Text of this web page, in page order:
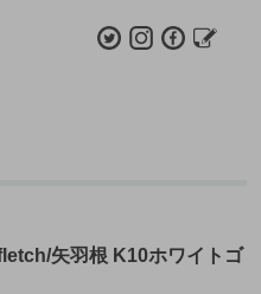
矢羽根 K10ホワイトゴ